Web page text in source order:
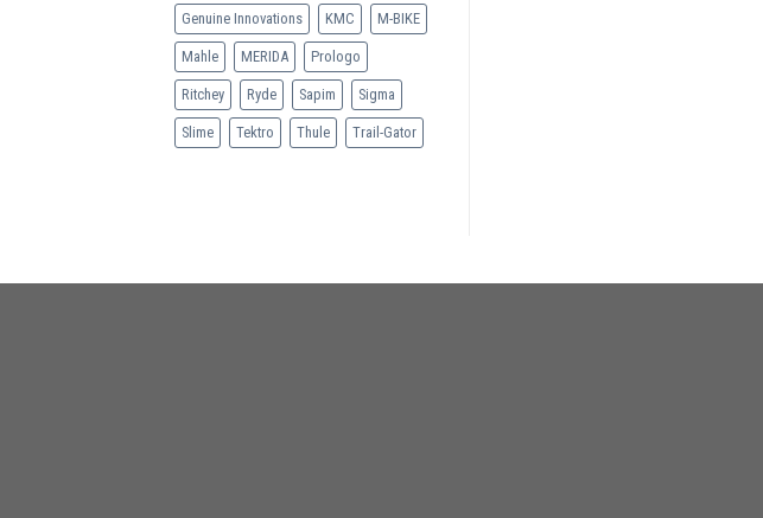
Genuine Innovations KMC M-BIKE
Mahle MERIDA Prologo
Ritchey Ryde Sapim Sigma
Slime Tektro Thule Trail-Gator